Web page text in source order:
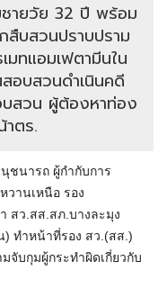
ายวัย 32 ปี พร้อม
บสวนปราบปราม
มทแอมเฟตามีนใน
อบสวนดำเนินคดี
บสวน ผู้ต้องหาท่อง
ตร.
ชนารถ ผู้กำกับการ
วานเหนือ รอง
สว.สส.สภ.บางละมุง
ทำหน้าที่รอง สว.(สส.)
จับกุมผู้กระทำผิดเกี่ยวกับ